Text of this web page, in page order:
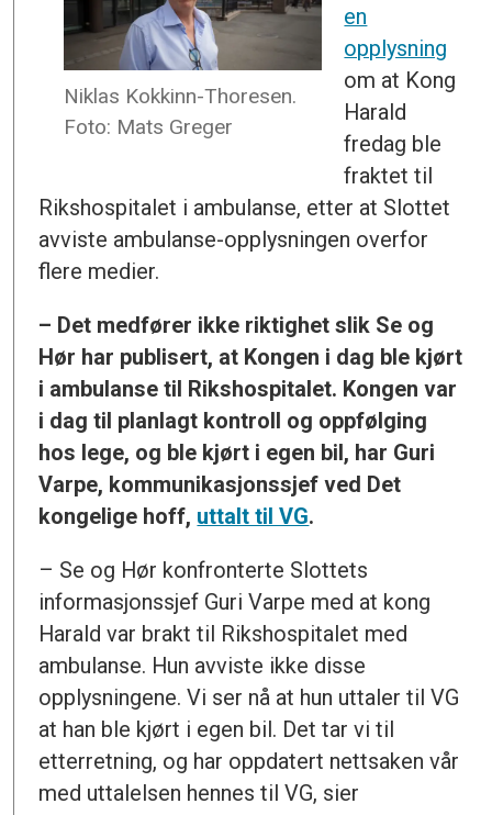
Niklas Kokkinn-Thoresen.
Foto: Mats Greger
en
opplysning
om at Kong
Harald
fredag ble
fraktet til
Rikshospitalet i ambulanse, etter at Slottet
avviste ambulanse-opplysningen overfor
flere medier.
– Det medfører ikke riktighet slik Se og
Hør har publisert, at Kongen i dag ble kjørt
i ambulanse til Rikshospitalet. Kongen var
i dag til planlagt kontroll og oppfølging
hos lege, og ble kjørt i egen bil, har Guri
Varpe, kommunikasjonssjef ved Det
kongelige hoff, uttalt til VG.
– Se og Hør konfronterte Slottets
informasjonssjef Guri Varpe med at kong
Harald var brakt til Rikshospitalet med
ambulanse. Hun avviste ikke disse
opplysningene. Vi ser nå at hun uttaler til VG
at han ble kjørt i egen bil. Det tar vi til
etterretning, og har oppdatert nettsaken vår
med uttalelsen hennes til VG, sier